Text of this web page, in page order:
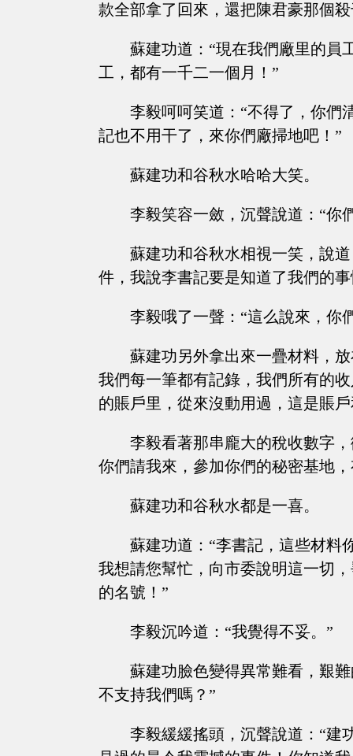
款全部拿了回來，還把陳君豪那個
蘇建功道：“現在我們廠里的員
工，都有一千二一個月！”
李毅呵呵笑道：“不得了，你們
記也不用干了，來你們廠掃地吧！”
蘇建功和谷秋水哈哈大笑。
李毅笑容一斂，沉聲說道：“你
蘇建功和谷秋水相視一笑，說
件，我說李書記要是知道了我們的
李毅哦了一聲：“這么說來，你
蘇建功另外拿出來一疊材料，
我們每一筆都有記錄，我們所有的
的賬戶里，從來沒動用過，這是賬
李毅看著那串龐大的稅收數字
你們請我來，參加你們的秘密基地
蘇建功和谷秋水都是一喜。
蘇建功道：“李書記，這些材料
我想請您幫忙，向市委說明這一切
的名號！”
李毅沉吟道：“我覺得不妥。”
蘇建功臉色變得異常難看，艱
不支持我們嗎？”
李毅緩緩搖頭，沉聲說道：“建